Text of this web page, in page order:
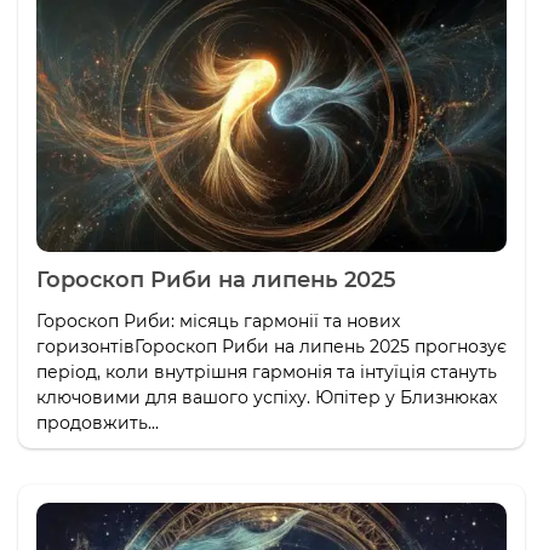
Гороскоп Риби на липень 2025
Гороскоп Риби: місяць гармонії та нових
горизонтівГороскоп Риби на липень 2025 прогнозує
період, коли внутрішня гармонія та інтуїція стануть
ключовими для вашого успіху. Юпітер у Близнюках
продовжить...